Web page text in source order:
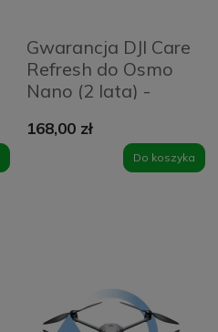
Gwarancja DJI Care
Refresh do Osmo
Nano (2 lata) -
168,00 zł
Do koszyka